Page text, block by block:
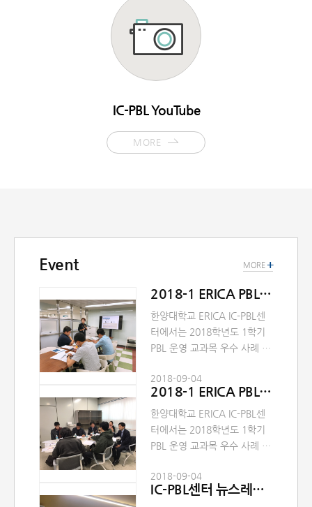
IC-PBL YouTube
MORE
Event MORE+
2018-1 ERICA PBL 콘테스트
한양대학교 ERICA IC-PBL센
터에서는 2018학년도 1학기
PBL 운영 교과목 우수 사례 공
체가 제안한 문제해결을 통하
여 창의적 문제해결력 증진 및
융합형 인재 양성을 위한
「2018 ERICA PBL 콘테스트」
를 개최하였습니다. 교수님 및
드립니다.
2018-09-04
2018-1 ERICA PBL 콘테스트
한양대학교 ERICA IC-PBL센
터에서는 2018학년도 1학기
PBL 운영 교과목 우수 사례 공
체가 제안한 문제해결을 통하
여 창의적 문제해결력 증진 및
2018-09-04
IC-PBL센터 뉴스레터 No.4(7월)